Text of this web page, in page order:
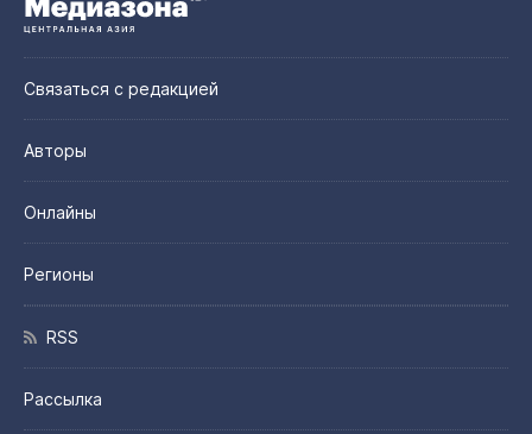
Связаться с редакцией
Авторы
Онлайны
Регионы
RSS
Рассылка